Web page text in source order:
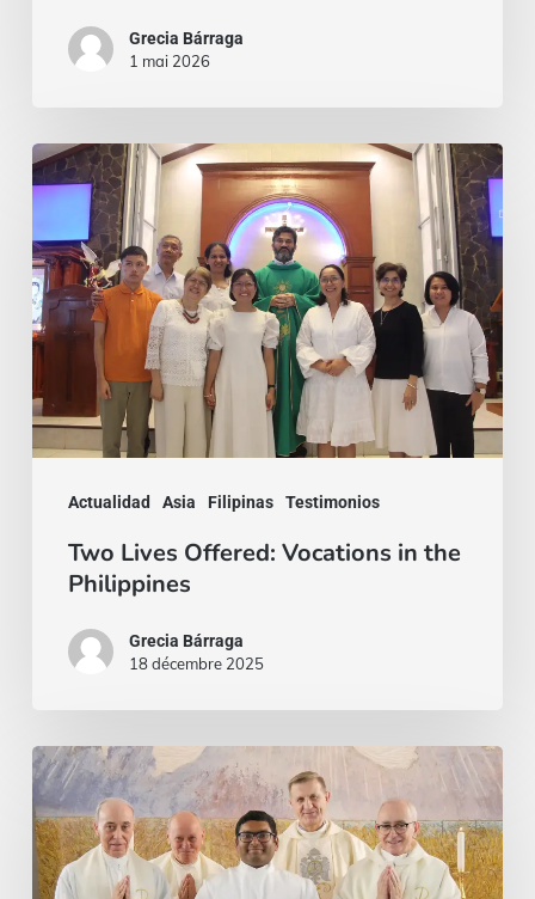
Grecia Bárraga
1 mai 2026
Actualidad Asia Filipinas Testimonios
Two
Lives
Offered:
Vocations
in
the
Philippines
Two Lives Offered: Vocations in the
Philippines
Grecia Bárraga
18 décembre 2025
Un
sí
inmutable,
un